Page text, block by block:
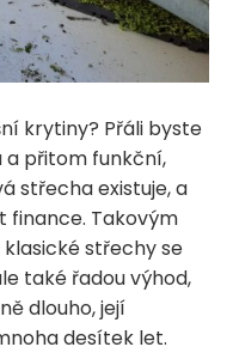
krytiny? Přáli byste
a přitom funkční,
střecha existuje, a
finance. Takovým
střechy se
také řadou výhod,
dlouho, její
desítek let.